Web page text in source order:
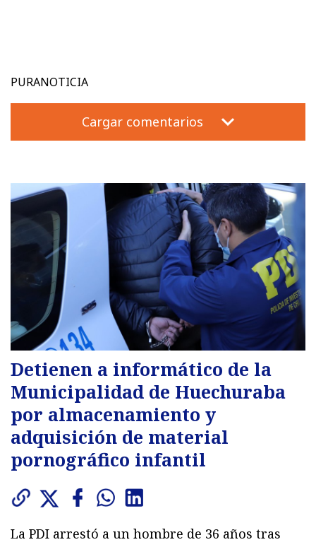
PURANOTICIA
Cargar comentarios
Detienen a informático de la
Municipalidad de Huechuraba
por almacenamiento y
adquisición de material
pornográfico infantil
La PDI arrestó a un hombre de 36 años tras